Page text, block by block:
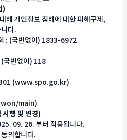
)
해 개인정보 침해에 대한 피해구제,
다.
: (국번없이) 1833-6972
(국번없이) 118
(www.spo.go.kr)
main)
행 및 변경)
09. 26. 부터 적용됩니다.
의합니다.